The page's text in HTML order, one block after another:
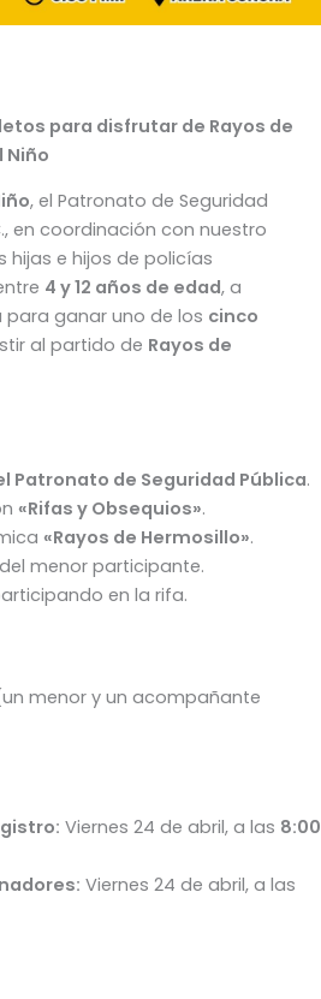
para disfrutar de Rayos de
Niño
, el Patronato de Seguridad
en coordinación con nuestro
hijas e hijos de policías
4 y 12 años de edad, a
ganar uno de los cinco
al partido de Rayos de
Patronato de Seguridad Pública.
«Rifas y Obsequios».
«Rayos de Hermosillo».
menor participante.
en la rifa.
menor y un acompañante
Viernes 24 de abril, a las 8:00
Viernes 24 de abril, a las